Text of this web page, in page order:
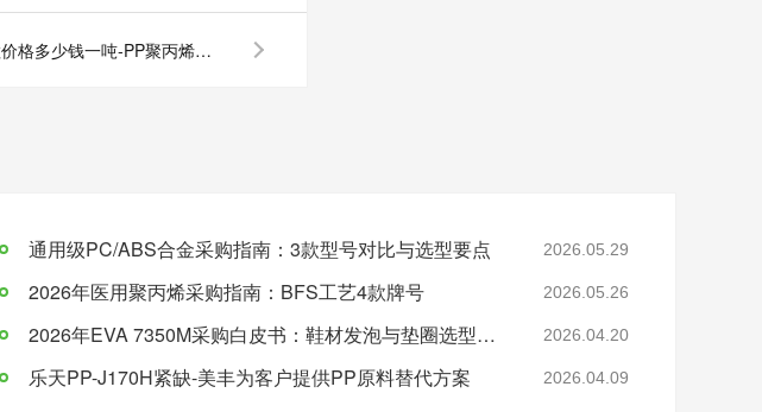
pp塑料颗粒价格多少钱一吨-PP聚丙烯报价（11月11日至11月15日）——青岛美丰
通用级PC/ABS合金采购指南：3款型号对比与选型要点 2026.05.29
2026年医用聚丙烯采购指南：BFS工艺4款牌号 2026.05.26
2026年EVA 7350M采购白皮书：鞋材发泡与垫圈选型指南 2026.04.20
乐天PP-J170H紧缺-美丰为客户提供PP原料替代方案 2026.04.09